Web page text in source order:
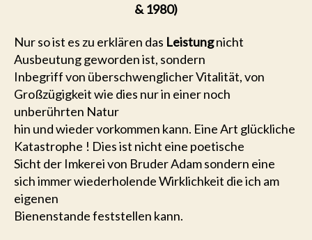
& 1980)
Nur so ist es zu erklären das Leistungnicht
Ausbeutung geworden ist, sondern
Inbegriff von überschwenglicher Vitalität, von
Großzügigkeit wie dies nur in einer noch
unberührten Natur
hin und wieder vorkommen kann. Eine Art glückliche
Katastrophe ! Dies ist nicht eine poetische
Sicht der Imkerei von Bruder Adam sondern eine
sich immer wiederholende Wirklichkeit die ich am
eigenen
Bienenstande feststellen kann.